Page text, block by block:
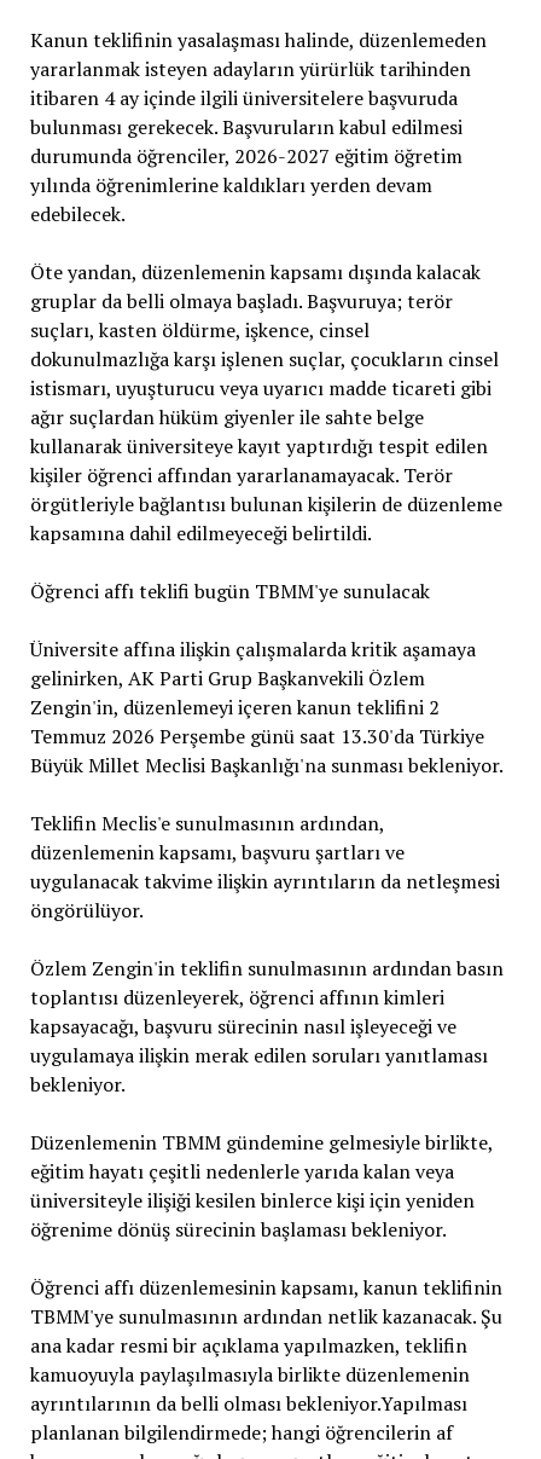
Kanun teklifinin yasalaşması halinde, düzenlemeden
yararlanmak isteyen adayların yürürlük tarihinden
itibaren 4 ay içinde ilgili üniversitelere başvuruda
bulunması gerekecek. Başvuruların kabul edilmesi
durumunda öğrenciler, 2026-2027 eğitim öğretim
yılında öğrenimlerine kaldıkları yerden devam
edebilecek.
Öte yandan, düzenlemenin kapsamı dışında kalacak
gruplar da belli olmaya başladı. Başvuruya; terör
suçları, kasten öldürme, işkence, cinsel
dokunulmazlığa karşı işlenen suçlar, çocukların cinsel
istismarı, uyuşturucu veya uyarıcı madde ticareti gibi
ağır suçlardan hüküm giyenler ile sahte belge
kullanarak üniversiteye kayıt yaptırdığı tespit edilen
kişiler öğrenci affından yararlanamayacak. Terör
örgütleriyle bağlantısı bulunan kişilerin de düzenleme
kapsamına dahil edilmeyeceği belirtildi.
Öğrenci affı teklifi bugün TBMM'ye sunulacak
Üniversite affına ilişkin çalışmalarda kritik aşamaya
gelinirken, AK Parti Grup Başkanvekili Özlem
Zengin'in, düzenlemeyi içeren kanun teklifini 2
Temmuz 2026 Perşembe günü saat 13.30'da Türkiye
Büyük Millet Meclisi Başkanlığı'na sunması bekleniyor.
Teklifin Meclis'e sunulmasının ardından,
düzenlemenin kapsamı, başvuru şartları ve
uygulanacak takvime ilişkin ayrıntıların da netleşmesi
öngörülüyor.
Özlem Zengin'in teklifin sunulmasının ardından basın
toplantısı düzenleyerek, öğrenci affının kimleri
kapsayacağı, başvuru sürecinin nasıl işleyeceği ve
uygulamaya ilişkin merak edilen soruları yanıtlaması
bekleniyor.
Düzenlemenin TBMM gündemine gelmesiyle birlikte,
eğitim hayatı çeşitli nedenlerle yarıda kalan veya
üniversiteyle ilişiği kesilen binlerce kişi için yeniden
öğrenime dönüş sürecinin başlaması bekleniyor.
Öğrenci affı düzenlemesinin kapsamı, kanun teklifinin
TBMM'ye sunulmasının ardından netlik kazanacak. Şu
ana kadar resmi bir açıklama yapılmazken, teklifin
kamuoyuyla paylaşılmasıyla birlikte düzenlemenin
ayrıntılarının da belli olması bekleniyor.Yapılması
planlanan bilgilendirmede; hangi öğrencilerin af